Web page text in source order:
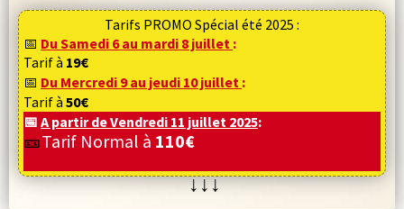
Tarifs PROMO Spécial été 2025 :
📅 Du Samedi 6 au mardi 8 juillet :
Tarif à 19€
📅 Du Mercredi 9 au jeudi 10 juillet :
Tarif à 50€
📅 A partir de Vendredi 11 juillet 2025:
🎫Tarif Normal à 110€
↓↓↓